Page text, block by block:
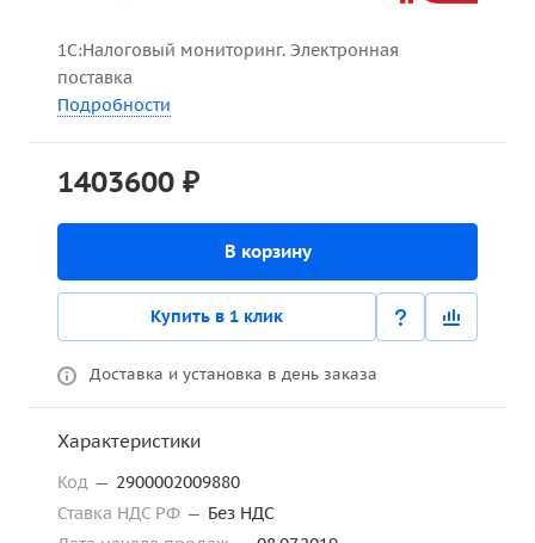
1С:Налоговый мониторинг. Электронная
поставка
Подробности
1403600 ₽
В корзину
Купить в 1 клик
Доставка и установка в день заказа
Характеристики
Код — 2900002009880
Ставка НДС РФ — Без НДС